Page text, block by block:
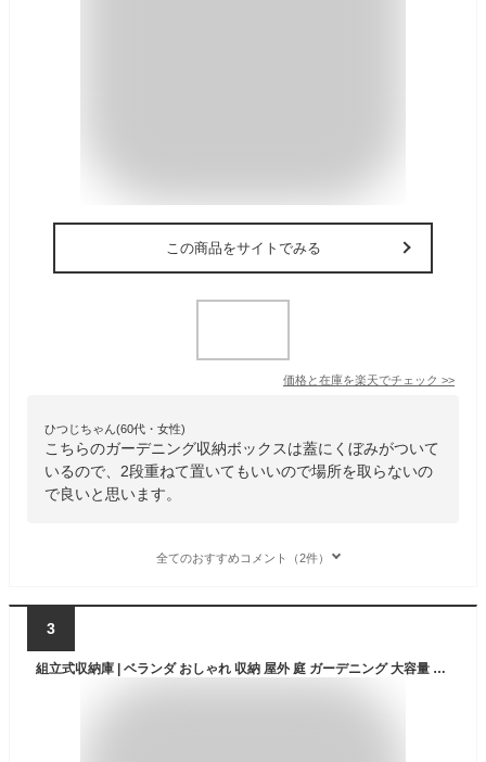
この商品をサイトでみる
価格と在庫を楽天でチェック >>
ひつじちゃん(60代・女性)
こちらのガーデニング収納ボックスは蓋にくぼみがついて
いるので、2段重ねて置いてもいいので場所を取らないの
で良いと思います。
全てのおすすめコメント（2件）
3
組立式収納庫 | ベランダ おしゃれ 収納 屋外 庭 ガーデニング 大容量 ストッカー 収納ボックス 蓋付き コンテナボックス 収納庫 ガーデン用品 屋外収納庫 収納ケース 園芸用品 収納コンテナ ボックス ガーデンファニチャー 屋外家具 収納箱 箱 アウトドア コンテナ フタ付き